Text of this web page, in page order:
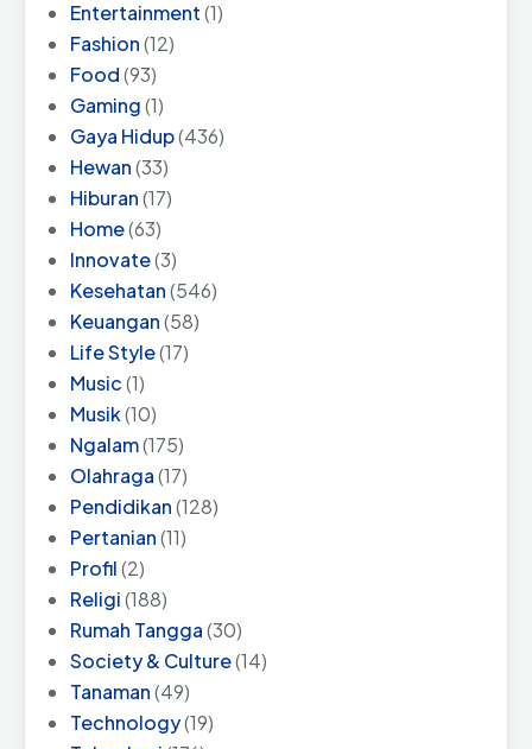
Entertainment(1)
Fashion(12)
Food(93)
Gaming(1)
Gaya Hidup(436)
Hewan(33)
Hiburan(17)
Home(63)
Innovate(3)
Kesehatan(546)
Keuangan(58)
Life Style(17)
Music(1)
Musik(10)
Ngalam(175)
Olahraga(17)
Pendidikan(128)
Pertanian(11)
Profil(2)
Religi(188)
Rumah Tangga(30)
Society & Culture(14)
Tanaman(49)
Technology(19)